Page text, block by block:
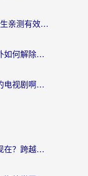
海外可以看b站吗手机？留学生亲测有效的回国加速指南
海外党必看：腾讯视频在国外如何解除地域限制？附优酷咪咕使用指南
在国外用什么软件能看国内的电视剧啊？留学生亲测有效的回国加速方案
在欧洲可以打战双帕弥什吗现在？跨越延迟墙的实战指南